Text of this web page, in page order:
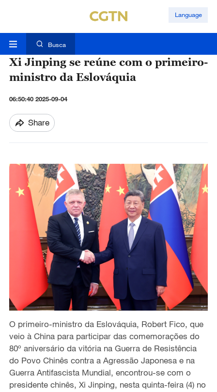
Language
Busca
Xi Jinping se reúne com o primeiro-
ministro da Eslováquia
06:50:40 2025-09-04
Share
O primeiro-ministro da Eslováquia, Robert Fico, que
veio à China para participar das comemorações do
80º aniversário da vitória na Guerra de Resistência
do Povo Chinês contra a Agressão Japonesa e na
Guerra Antifascista Mundial, encontrou-se com o
presidente chinês, Xi Jinping, nesta quinta-feira (4) no